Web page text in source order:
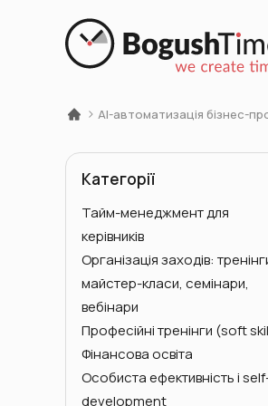
AI-автоматизація бізнес-
Категорії
Тайм-менеджмент для
керівників
Організація заходів:
майстер-класи, семінари,
вебінари
Професійні тренінги (soft
Фінансова освіта
Особиста ефективність і
development